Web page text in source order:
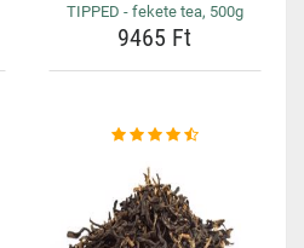
TIPPED - fekete tea, 500g
9465 Ft